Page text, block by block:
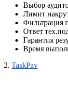
Выбор
Лимит
Фильтрация
Ответ
Гарантия
Время
2. TaskPay